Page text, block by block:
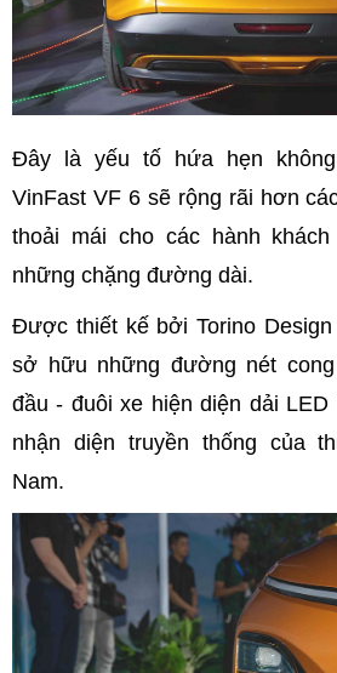
Đây là yếu tố hứa hẹn
VinFast VF 6 sẽ rộng rãi hơn
thoải mái cho các hành
những chặng đường dài.
Được thiết kế bởi Torino
sở hữu những đường nét
đầu - đuôi xe hiện diện dải
nhận diện truyền thống của
Nam.